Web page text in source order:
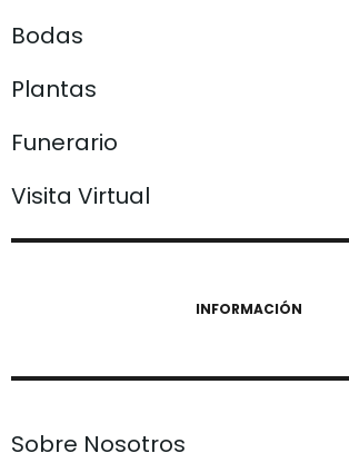
Bodas
Plantas
Funerario
Visita Virtual
INFORMACIÓN
Sobre Nosotros